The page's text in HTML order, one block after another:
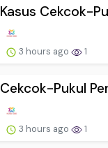
Kasus Cekcok-
3 hours ago 1
Cekcok-Pukul
3 hours ago 1